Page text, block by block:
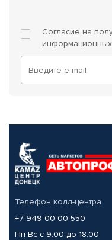
Согласие на
Телефон колл-центра
+7 949 00-00-550
Пн-Вс с 9.00 до 18.00